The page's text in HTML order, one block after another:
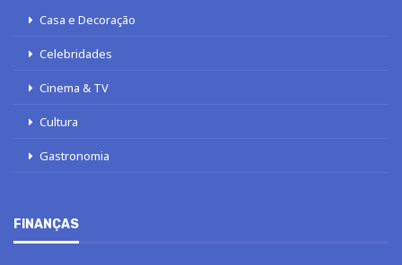
Casa e Decoração
Celebridades
Cinema & TV
Cultura
Gastronomia
FINANÇAS